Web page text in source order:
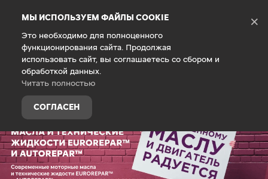
МЫ ИСПОЛЬЗУЕМ ФАЙЛЫ COOKIE
Это необходимо для полноценного
функционирования сайта. Продолжая
использовать сайт, вы соглашаетесь со сбором и
обработкой данных.
Читать полностью
СОГЛАСЕН
×
Главная Владельцам Запасные части и аксессуары